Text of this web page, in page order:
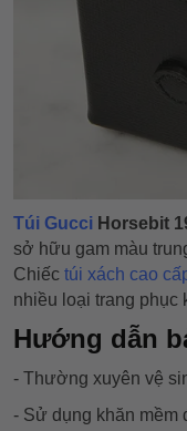
Túi Gucci Horsebit
sở hữu gam màu
Chiếc túi xách cao
nhiều loại trang phục
Hướng dẫn
- Thường xuyên vệ
- Sử dụng khăn mềm